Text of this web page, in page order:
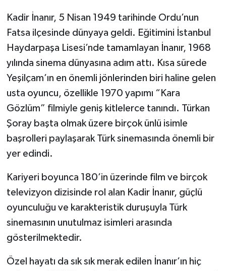
Kadir İnanır, 5 Nisan 1949 tarihinde Ordu’nun
Fatsa ilçesinde dünyaya geldi. Eğitimini İstanbul
Haydarpaşa Lisesi’nde tamamlayan İnanır, 1968
yılında sinema dünyasına adım attı. Kısa sürede
Yeşilçam’ın en önemli jönlerinden biri haline gelen
usta oyuncu, özellikle 1970 yapımı “Kara
Gözlüm” filmiyle geniş kitlelerce tanındı. Türkan
Şoray başta olmak üzere birçok ünlü isimle
başrolleri paylaşarak Türk sinemasında önemli bir
yer edindi.
Kariyeri boyunca 180’in üzerinde film ve birçok
televizyon dizisinde rol alan Kadir İnanır, güçlü
oyunculuğu ve karakteristik duruşuyla Türk
sinemasının unutulmaz isimleri arasında
gösterilmektedir.
Özel hayatı da sık sık merak edilen İnanır’ın hiç